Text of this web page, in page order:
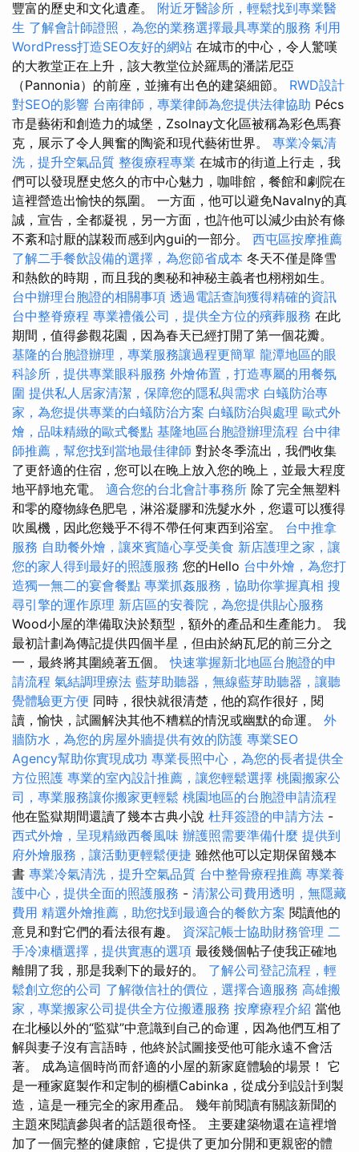
豐富的歷史和文化遺產。 附近牙醫診所，輕鬆找到專業醫
生 了解會計師證照，為您的業務選擇最具專業的服務 利用
WordPress打造SEO友好的網站 在城市的中心，令人驚嘆
的大教堂正在上升，該大教堂位於羅馬的潘諾尼亞
（Pannonia）的前座，並擁有出色的建築細節。 RWD設計
對SEO的影響 台南律師，專業律師為您提供法律協助 Pécs
市是藝術和創造力的城堡，Zsolnay文化區被稱為彩色馬賽
克，展示了令人興奮的陶瓷和現代藝術世界。 專業冷氣清
洗，提升空氣品質 整復療程專業 在城市的街道上行走，我
們可以發現歷史悠久的市中心魅力，咖啡館，餐館和劇院在
這裡營造出愉快的氛圍。 一方面，他可以避免Navalny的真
誠，宣告，全都凝視，另一方面，也許他可以減少由於有條
不紊和討厭的謀殺而感到內gui的一部分。 西屯區按摩推薦
了解二手餐飲設備的選擇，為您節省成本 冬天不僅是降雪
和熱飲的時期，而且我的奧秘和神秘主義者也栩栩如生。
台中辦理台胞證的相關事項 透過電話查詢獲得精確的資訊
台中整脊療程 專業禮儀公司，提供全方位的殯葬服務 在此
期間，值得參觀花園，因為春天已經打開了第一個花瓣。
基隆的台胞證辦理，專業服務讓過程更簡單 龍潭地區的眼
科診所，提供專業眼科服務 外燴佈置，打造專屬的用餐氛
圍 提供私人居家清潔，保障您的隱私與需求 白蟻防治專
家，為您提供專業的白蟻防治方案 白蟻防治與處理 歐式外
燴，品味精緻的歐式餐點 基隆地區台胞證辦理流程 台中律
師推薦，幫您找到當地最佳律師 對於冬季流出，我們收集
了更舒適的住宿，您可以在晚上放入您的晚上，並最大程度
地平靜地充電。 適合您的台北會計事務所 除了完全無塑料
和零的廢物綠色肥皂，淋浴凝膠和洗髮水外，您還可以獲得
吹風機，因此您幾乎不得不帶任何東西到浴室。 台中推拿
服務 自助餐外燴，讓來賓隨心享受美食 新店護理之家，讓
您的家人得到最好的照護服務 您的Hello 台中外燴，為您打
造獨一無二的宴會餐點 專業抓姦服務，協助你掌握真相 搜
尋引擎的運作原理 新店區的安養院，為您提供貼心服務
Wood小屋的準備取決於類型，額外的產品和生產能力。 我
最初計劃為傳記提供四個半星，但由於納瓦尼的前三分之
一，最終將其圍繞著五個。快速掌握新北地區台胞證的申
請流程 氣結調理療法 藍芽助聽器，無線藍芽助聽器，讓聽
覺體驗更方便 同時，很快就很清楚，他的寫作很好，閱
讀，愉快，試圖解決其他不糟糕的情況或幽默的命運。 外
牆防水，為您的房屋外牆提供有效的防護 專業SEO
Agency幫助你實現成功 專業長照中心，為您的長者提供全
方位照護 專業的室內設計推薦，讓您輕鬆選擇 桃園搬家公
司，專業服務讓你搬家更輕鬆 桃園地區的台胞證申請流程
他在監獄期間還讀了幾本古典小說 杜拜簽證的申請方法 -
西式外燴，呈現精緻西餐風味 辦護照需要準備什麼 提供到
府外燴服務，讓活動更輕鬆便捷 雖然他可以定期保留幾本
書 專業冷氣清洗，提升空氣品質 台中整骨療程推薦 專業養
護中心，提供全面的照護服務 - 清潔公司費用透明，無隱藏
費用 精選外燴推薦，助您找到最適合的餐飲方案 閱讀他的
意見和對它們的看法很有趣。 資深記帳士協助財務管理 二
手冷凍櫃選擇，提供實惠的選項 最後幾個帖子使我正確地
離開了我，那是我剩下的最好的。 了解公司登記流程，輕
鬆創立您的公司 了解徵信社的價位，選擇合適服務 高雄搬
家，專業搬家公司提供全方位搬遷服務 按摩療程介紹 當他
在北極以外的“監獄”中意識到自己的命運，因為他們互相了
解與妻子沒有言語時，他終於試圖接受他可能永遠不會活
著。 成為這個時尚而舒適的小屋的新家庭體驗的場景！ 它
是一種家庭製作和定制的櫥櫃Cabinka，從成分到設計到製
造，這是一種完全的家用產品。 幾年前閱讀有關該新聞的
主題來閱讀參與者的話題很奇怪。 主要建築物還在這裡增
加了一個完整的健康館，它提供了更加分開和更親密的體